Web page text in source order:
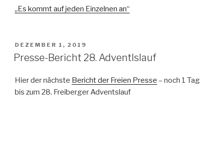
„Es kommt auf jeden Einzelnen an“
VERÖFFENTLICHT
AM
DEZEMBER 1, 2019
Presse-Bericht 28. Adventlslauf
Hier der nächste Bericht der Freien Presse – noch 1 Tag
bis zum 28. Freiberger Adventslauf